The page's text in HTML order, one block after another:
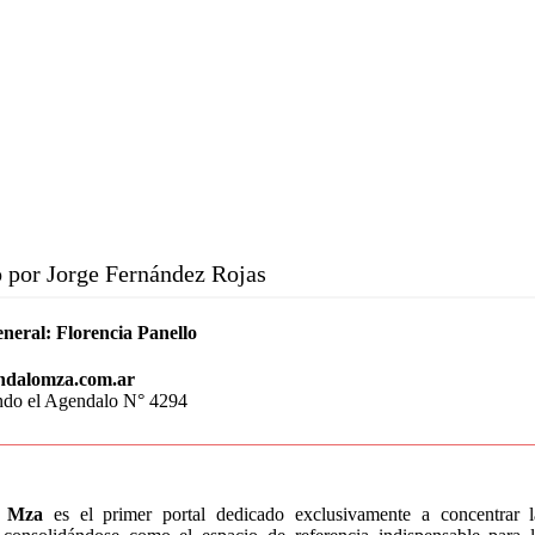
por Jorge Fernández Rojas
Florencia Panello
el Agendalo N° 4294
Mza es el primer portal dedicado exclusivamente a concentrar